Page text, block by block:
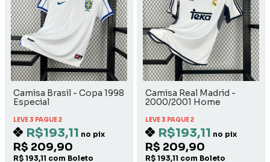
Camisa Brasil - Copa 1998
Especial
LEVE 3 PAGUE 2
R$193,11 no pix
R$ 209,90
R$ 193,11 com Boleto
Camisa Real Madrid -
2000/2001 Home
LEVE 3 PAGUE 2
R$193,11 no pix
R$ 209,90
R$ 193,11 com Boleto